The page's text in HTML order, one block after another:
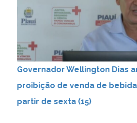
Governador Wellington Dias
proibição de venda de
partir de sexta (15)